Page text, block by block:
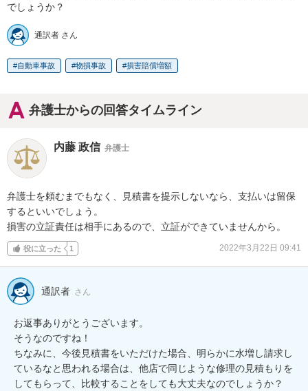
でしょうか？
通訳者 さん
自動車事故 物損事故 損害賠償増額
弁護士からの回答タイムライン
内藤 政信 弁護士
弁護士を頼むまでもなく、見積書を提示しないなら、支払いは留保
するといいでしょう。
損害の立証責任は相手にあるので、立証ができていませんから。
役に立った 1 2022年3月22日 09:41
通訳者 さん
お返事ありがとうございます。
そうなのですね！
ちなみに、今後見積書をいただけた場合、明らかに水増し請求し
ているなと思われる場合は、他店で同じような修理の見積もりを
してもらって、比較することをしても大丈夫なのでしょうか？